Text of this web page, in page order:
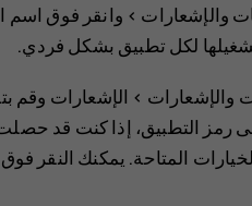
والإشعارات > وانقر فوق اسم
لكل تطبيق بشكل فردي.
والإشعارات > ‬‏‫الإشعارات وقم
التطبيق، إذا كنت قد
المتاحة. يمكنك النقر فوق